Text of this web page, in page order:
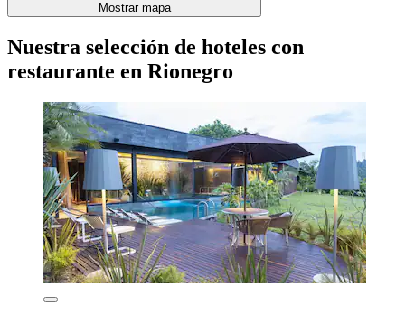
Mostrar mapa
Nuestra selección de hoteles con
restaurante en Rionegro